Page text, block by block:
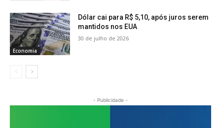
Economia
Dólar cai para R$ 5,10, após juros serem
mantidos nos EUA
30 de julho de 2026
- Publicidade -